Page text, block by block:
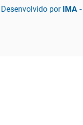
Desenvolvido por IMA